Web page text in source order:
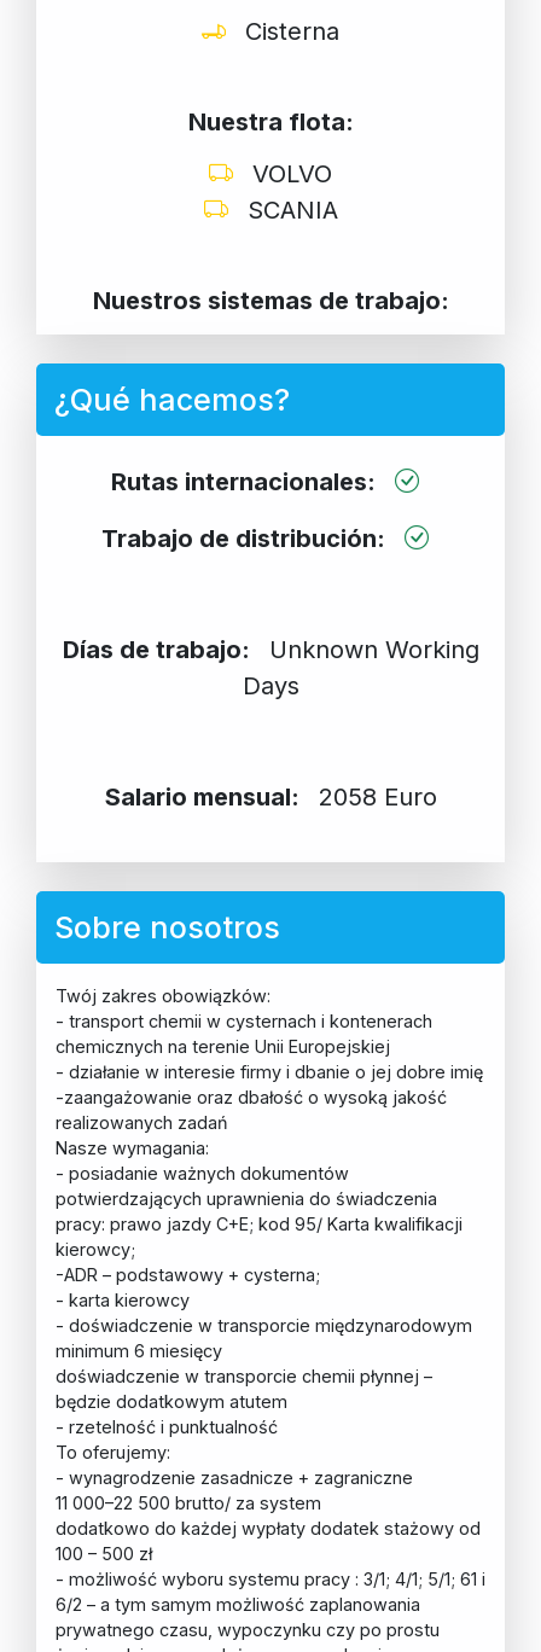
Cisterna
Nuestra flota:
VOLVO
SCANIA
Nuestros sistemas de trabajo:
¿Qué hacemos?
Rutas internacionales:
Trabajo de distribución:
Días de trabajo:
Unknown Working
Days
Salario mensual: 2058 Euro
Sobre nosotros
Twój zakres obowiązków:
- transport chemii w cysternach i kontenerach
chemicznych na terenie Unii Europejskiej
- działanie w interesie firmy i dbanie o jej dobre imię
-zaangażowanie oraz dbałość o wysoką jakość
realizowanych zadań
Nasze wymagania:
- posiadanie ważnych dokumentów
potwierdzających uprawnienia do świadczenia
pracy: prawo jazdy C+E; kod 95/ Karta kwalifikacji
kierowcy;
-ADR – podstawowy + cysterna;
- karta kierowcy
- doświadczenie w transporcie międzynarodowym
minimum 6 miesięcy
doświadczenie w transporcie chemii płynnej –
będzie dodatkowym atutem
- rzetelność i punktualność
To oferujemy:
- wynagrodzenie zasadnicze + zagraniczne
11 000–22 500 brutto/ za system
dodatkowo do każdej wypłaty dodatek stażowy od
100 – 500 zł
- możliwość wyboru systemu pracy : 3/1; 4/1; 5/1; 61 i
6/2 – a tym samym możliwość zaplanowania
prywatnego czasu, wypoczynku czy po prostu